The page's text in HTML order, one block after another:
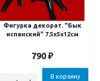
Фигурка декорат. "Бык
испанский" 7.5х5х12см
790 ₽
В корзину